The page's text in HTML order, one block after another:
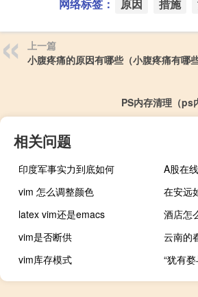
网络标签： 原因 措施
上一篇
小腹疼痛的原因有哪些（小腹疼痛有哪
PS内存清理（ps
相关问题
印度军事实力到底如何
vim 怎么调整颜色
在安远
latex vim还是emacs
酒店怎
vim是否断供
云南的
vim库存模式
“犹有